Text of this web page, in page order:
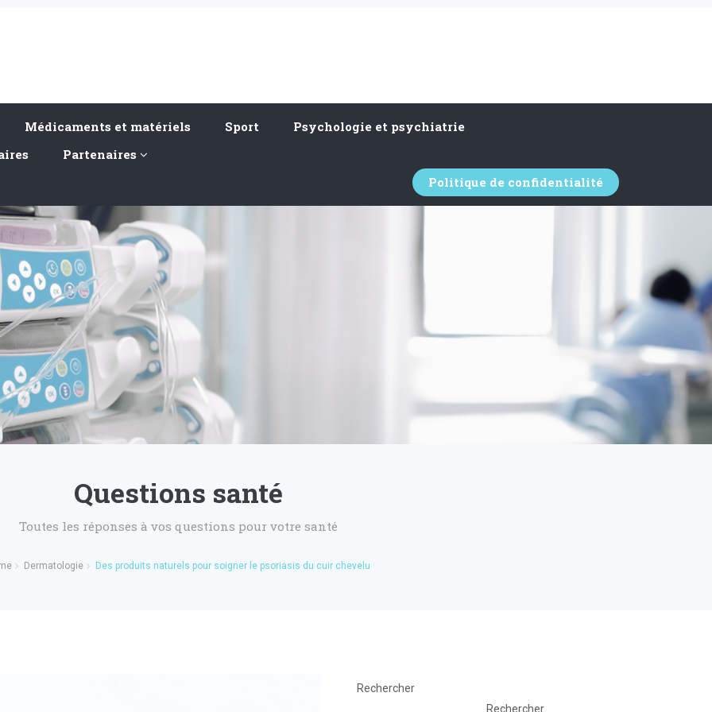
Médicaments et matériels Sport
Psychologie et psychiatrie
Partenaires
Politique de confidentialité
Questions santé
Toutes les réponses à vos questions pour votre santé
Dermatologie Des produits naturels pour soigner le psoriasis du cuir chevelu
Rechercher
Rechercher